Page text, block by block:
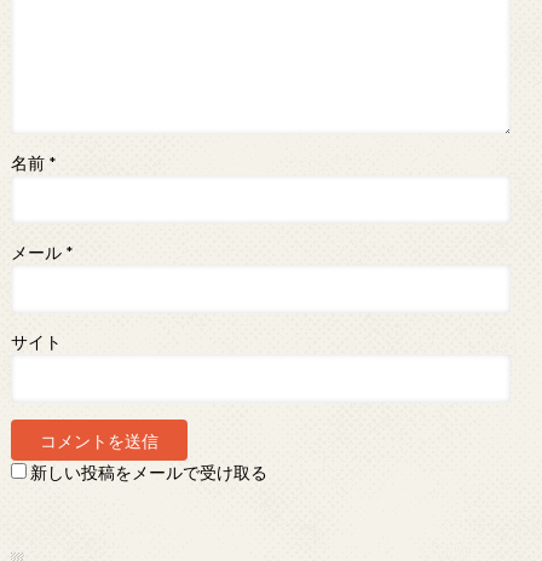
名前 *
メール *
サイト
新しい投稿をメールで受け取る